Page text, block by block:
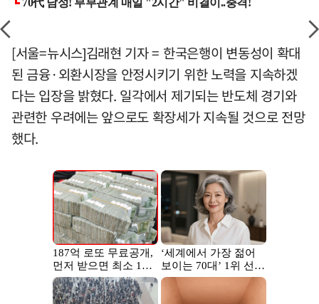
[서울=뉴시스]김래현 기자 = 한국은행이 변동성이 확대
된 금융·외환시장을 안정시키기 위한 노력을 지속하겠
다는 입장을 밝혔다. 일각에서 제기되는 반도체 경기와
관련한 우려에는 앞으로도 확장세가 지속될 것으로 전망
했다.